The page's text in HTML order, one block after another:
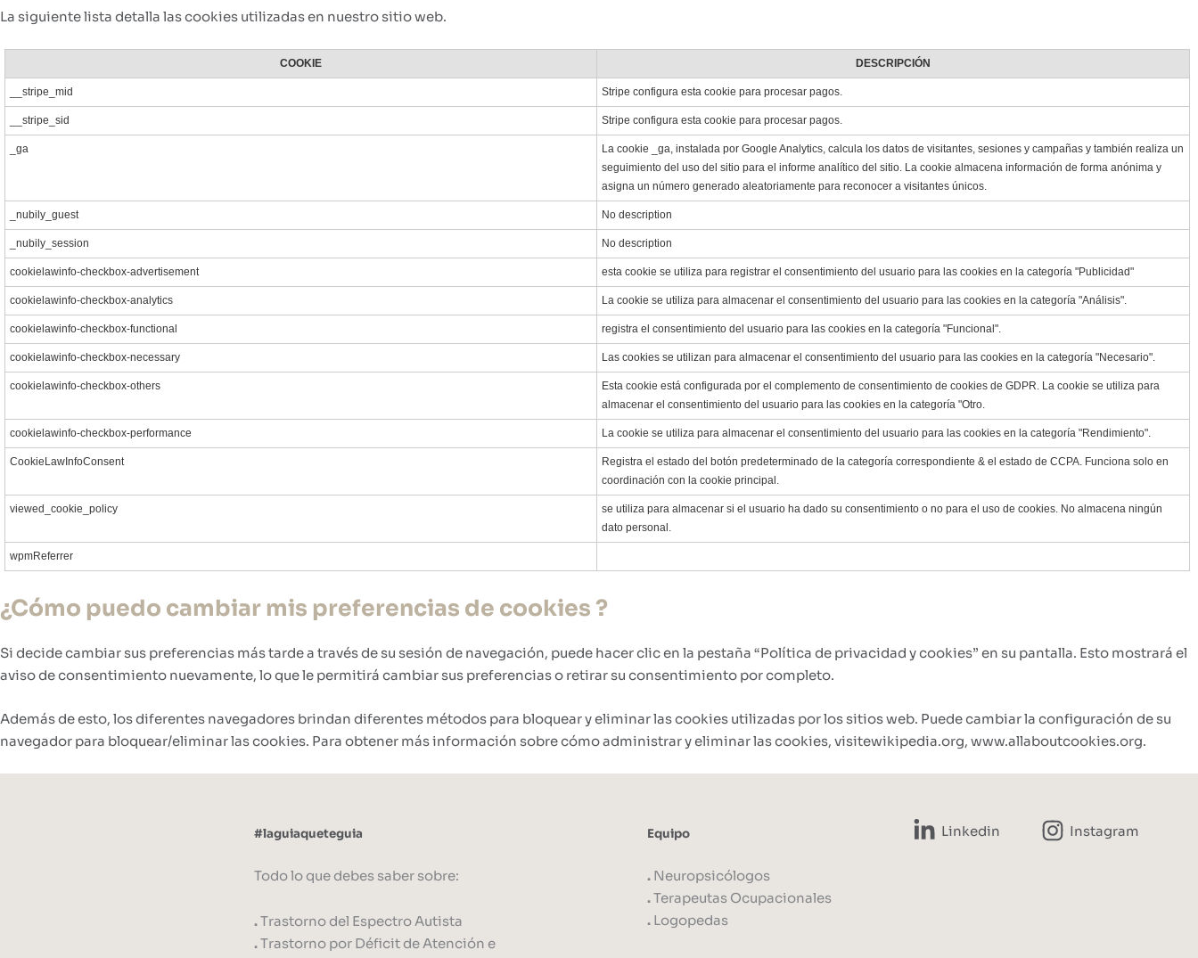
La siguiente lista detalla las cookies utilizadas en nuestro sitio web.
COOKIE DESCRIPCIÓN
__stripe_mid Stripe configura esta cookie para procesar pagos.
__stripe_sid Stripe configura esta cookie para procesar pagos.
_ga
La cookie _ga, instalada por Google Analytics, calcula los datos de visitantes, sesiones y campañas y también realiza un
seguimiento del uso del sitio para el informe analítico del sitio. La cookie almacena información de forma anónima y
asigna un número generado aleatoriamente para reconocer a visitantes únicos.
_nubily_guest No description
_nubily_session No description
cookielawinfo-checkbox-advertisement esta cookie se utiliza para registrar el consentimiento del usuario para las cookies en la categoría "Publicidad"
cookielawinfo-checkbox-analytics La cookie se utiliza para almacenar el consentimiento del usuario para las cookies en la categoría "Análisis".
cookielawinfo-checkbox-functional registra el consentimiento del usuario para las cookies en la categoría "Funcional".
cookielawinfo-checkbox-necessary Las cookies se utilizan para almacenar el consentimiento del usuario para las cookies en la categoría "Necesario".
cookielawinfo-checkbox-others
Esta cookie está configurada por el complemento de consentimiento de cookies de GDPR. La cookie se utiliza para
almacenar el consentimiento del usuario para las cookies en la categoría "Otro.
cookielawinfo-checkbox-performance La cookie se utiliza para almacenar el consentimiento del usuario para las cookies en la categoría "Rendimiento".
CookieLawInfoConsent
Registra el estado del botón predeterminado de la categoría correspondiente & el estado de CCPA. Funciona solo en
coordinación con la cookie principal.
viewed_cookie_policy
se utiliza para almacenar si el usuario ha dado su consentimiento o no para el uso de cookies. No almacena ningún
dato personal.
wpmReferrer
¿Cómo puedo cambiar mis preferencias de cookies ?
Si decide cambiar sus preferencias más tarde a través de su sesión de navegación, puede hacer clic en la pestaña “Política de privacidad y cookies” en su pantalla. Esto mostrará el
aviso de consentimiento nuevamente, lo que le permitirá cambiar sus preferencias o retirar su consentimiento por completo.
Además de esto, los diferentes navegadores brindan diferentes métodos para bloquear y eliminar las cookies utilizadas por los sitios web. Puede cambiar la configuración de su
navegador para bloquear/eliminar las cookies. Para obtener más información sobre cómo administrar y eliminar las cookies, visitewikipedia.org, www.allaboutcookies.org.
#laguiaqueteguia
Todo lo que debes saber sobre:
.Trastorno del Espectro Autista
.Trastorno por Déficit de Atención e
Equipo
. Neuropsicólogos
.Terapeutas Ocupacionales
. Logopedas
Linkedin Instagram